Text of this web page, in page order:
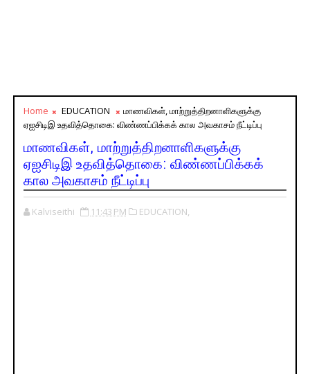
Home EDUCATION
மாணவிகள், மாற்றுத்திறனாளிகளுக்கு
ஏஐசிடிஇ உதவித்தொகை: விண்ணப்பிக்கக் கால அவகாசம் நீட்டிப்பு
மாணவிகள், மாற்றுத்திறனாளிகளுக்கு
ஏஐசிடிஇ உதவித்தொகை: விண்ணப்பிக்கக்
கால அவகாசம் நீட்டிப்பு
Kalviseithi 11:43 PM EDUCATION,